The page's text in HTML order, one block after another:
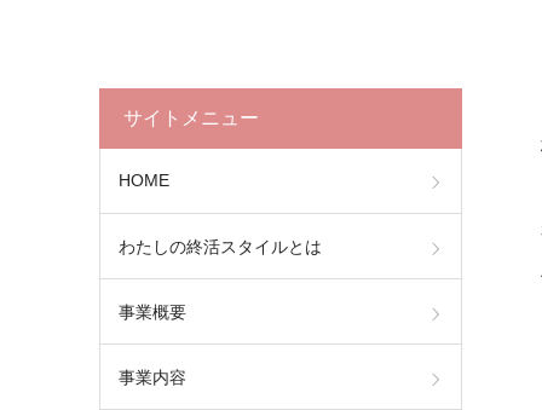
サイトメニュー
HOME
わたしの終活スタイルとは
事業概要
事業内容